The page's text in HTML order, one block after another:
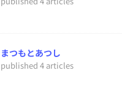
まつもとあつし
published 4 articles